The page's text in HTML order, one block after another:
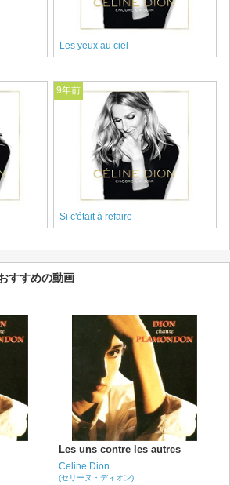
Les yeux au ciel
9年前
Si c'était à refaire
すすめの動画
Les uns contre les autres
Celine Dion
(セリーヌ・ディオン)